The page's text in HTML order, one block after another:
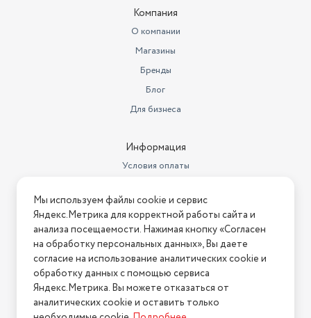
Компания
О компании
Магазины
Бренды
Блог
Для бизнеса
Информация
Условия оплаты
Условия возврата
Нашли ошибку на сайте? Напишите нам
2026 © Интернет-магазин "АстМаркет". У нас есть всё!
Политика конфиденциальности
Мы используем файлы cookie и сервис
Яндекс.Метрика для корректной работы сайта и
анализа посещаемости. Нажимая кнопку «Согласен
на обработку персональных данных», Вы даете
согласие на использование аналитических cookie и
обработку данных с помощью сервиса
Яндекс.Метрика. Вы можете отказаться от
аналитических cookie и оставить только